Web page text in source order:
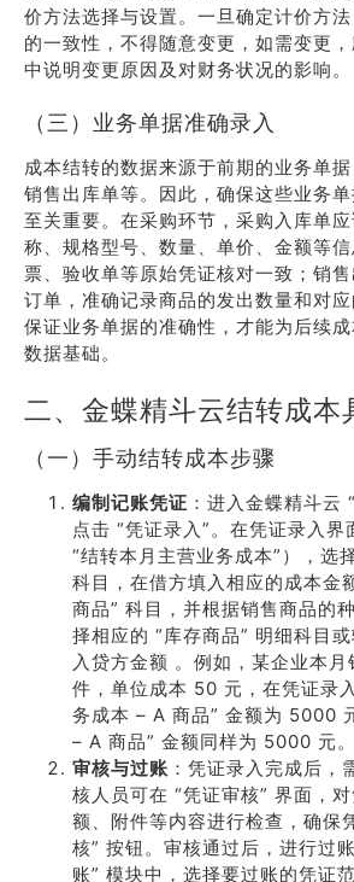
价方法选择与设置。一旦确定计价方
的一致性，不得随意变更，如需变更
中说明变更原因及对财务状况的影响。
（三）业务单据准确录入
成本结转的数据来源于前期的业务单据
销售出库单等。因此，确保这些业务
至关重要。在采购环节，采购入库单
称、规格型号、数量、单价、金额等
票、验收单等原始凭证核对一致；销
订单，准确记录商品的发出数量和对
保证业务单据的准确性，才能为后续
数据基础。
二、金蝶精斗云结转成本
（一）手动结转成本步骤
编制记账凭证 ：进入金蝶精斗云
点击 “凭证录入”。在凭证录入界
“结转本月主营业务成本”），选
科目，在借方填入相应的成本金
商品” 科目，并根据销售商品的
择相应的 “库存商品” 明细科目
入贷方金额 。例如，某企业本
件，单位成本 50 元，在凭证录
务成本 – A 商品” 金额为 5000
– A 商品” 金额同样为 5000 元。
审核与过账 ：凭证录入完成后，
核人员可在 “凭证审核” 界面，
额、附件等内容进行检查，确保
核” 按钮。审核通过后，进行过
账” 模块中，选择要过账的凭证